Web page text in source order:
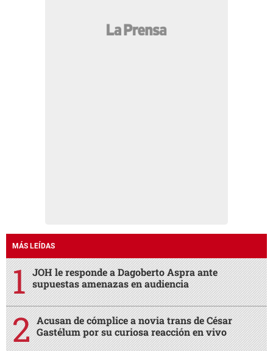
MÁS LEÍDAS
JOH le responde a Dagoberto Aspra ante
supuestas amenazas en audiencia
Acusan de cómplice a novia trans de César
Gastélum por su curiosa reacción en vivo